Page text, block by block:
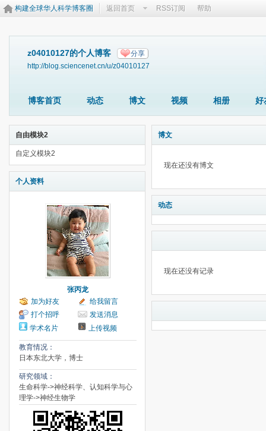
构建全球华人科学博客圈 返回首页 RSS订阅 帮助
z04010127的个人博客 分享
http://blog.sciencenet.cn/u/z04010127
博客首页 动态 博文 视频 相册 好
自由模块2
自定义模块2
个人资料
张丙龙
加为好友
给我留言
打个招呼
发送消息
学术名片
上传视频
教育情况：
日本东北大学，博士
研究领域：
生命科学->神经科学、认知科学与心
理学->神经生物学
博文
现在还没有博文
动态
现在还没有记录